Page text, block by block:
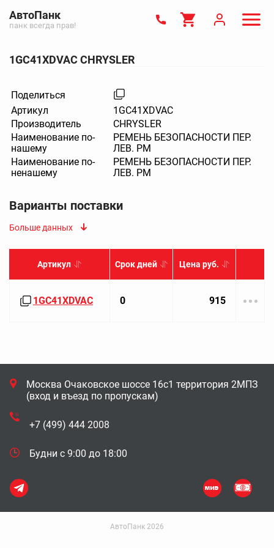
АвтоПанк
панк всегда прав!
1GC41XDVAC CHRYSLER
Поделиться
Артикул
1GC41XDVAC
Производитель
CHRYSLER
Наименование по-
нашему
РЕМЕНЬ БЕЗОПАСНОСТИ ПЕР.
ЛЕВ. PM
Наименование по-
ненашему
РЕМЕНЬ БЕЗОПАСНОСТИ ПЕР.
ЛЕВ. PM
Варианты поставки
Больше данных
Артикул Срок дней Цена руб.
1GC41XDVAC 0 915
Москва Очаковское шоссе 16с1 территория 2МПЗ
(вход и въезд по пропускам)
+7 (499) 444 2008
Будни с 9:00 до 18:00
АвтоПанк 2026